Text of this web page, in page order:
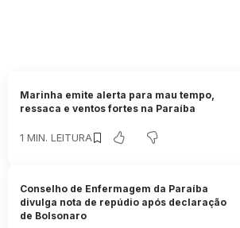
Marinha emite alerta para mau tempo,
ressaca e ventos fortes na Paraíba
1 MIN. LEITURA
Conselho de Enfermagem da Paraíba
divulga nota de repúdio após declaração
de Bolsonaro